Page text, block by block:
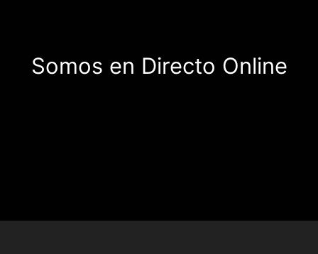
Somos en Directo Online